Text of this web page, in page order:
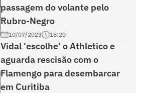
passagem do volante pelo
Rubro-Negro
10/07/2023 18:20
Vidal 'escolhe' o Athletico e
aguarda rescisão com o
Flamengo para desembarcar
em Curitiba